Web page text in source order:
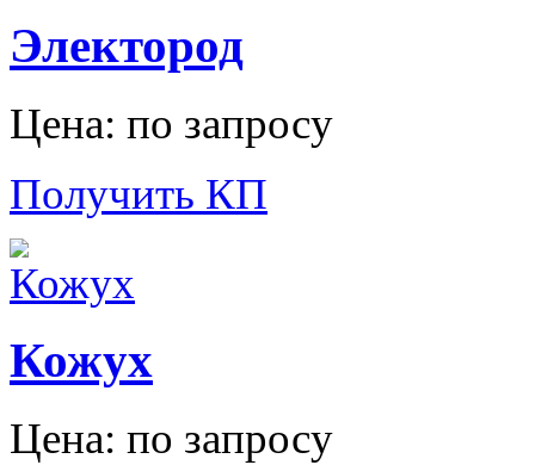
Электород
Цена: по запросу
Получить КП
Кожух
Цена: по запросу